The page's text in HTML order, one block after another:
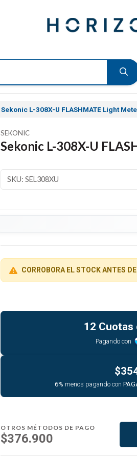
Sekonic L-308X-U FLASHMATE Light
SEKONIC
Sekonic L-308X-U
SKU: SEL308XU
CORROBORA EL STOCK ANTES
12 Cuotas
Pagando con
6% menos pagando con
OTROS MÉTODOS DE PAGO
$376.900